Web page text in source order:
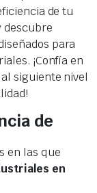
de tu
descubre
para
¡Confía en
siguiente nivel
de
en las que
en